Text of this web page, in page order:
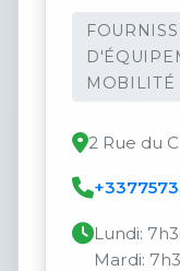
MOBILITÉ
2 Rue du
Lundi:
Mardi: